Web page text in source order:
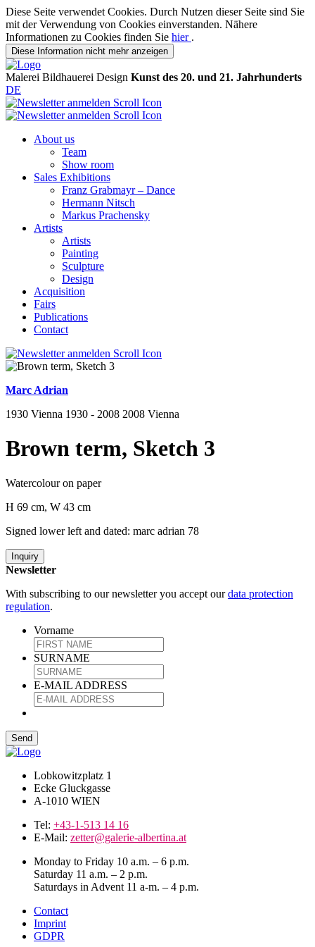
Diese Seite verwendet Cookies. Durch Nutzen dieser Seite sind Sie
mit der Verwendung von Cookies einverstanden. Nähere
Informationen zu Cookies finden Sie hier .
Diese Information nicht mehr anzeigen
Malerei Bildhauerei Design Kunst des 20. und 21. Jahrhunderts
DE
About us
Team
Show room
Sales Exhibitions
Franz Grabmayr – Dance
Hermann Nitsch
Markus Prachensky
Artists
Artists
Painting
Sculpture
Design
Acquisition
Fairs
Publications
Contact
Marc Adrian
1930 Vienna 1930 - 2008 2008 Vienna
Brown term, Sketch 3
Watercolour on paper
H 69 cm, W 43 cm
Signed lower left and dated: marc adrian 78
Inquiry
Newsletter
With subscribing to our newsletter you accept ourdata protection
regulation.
Vorname
SURNAME
E-MAIL ADDRESS
Lobkowitzplatz 1
Ecke Gluckgasse
A-1010 WIEN
Tel: +43-1-513 14 16
E-Mail: zetter@galerie-albertina.at
Monday to Friday 10 a.m. – 6 p.m.
Saturday 11 a.m. – 2 p.m.
Saturdays in Advent 11 a-m. – 4 p.m.
Contact
Imprint
GDPR